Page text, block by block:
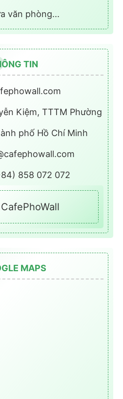
văn phòng...
TIN
Kiệm, TTTM Phường
phố Hồ Chí Minh
858 072 072
MAPS